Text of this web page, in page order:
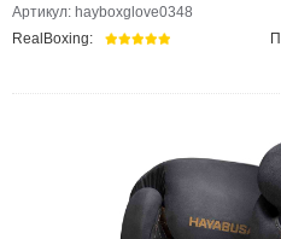
Артикул: hayboxglove0348
RealBoxing: